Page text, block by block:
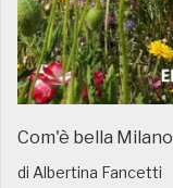
Com'è bella Milano
di Albertina Fancetti